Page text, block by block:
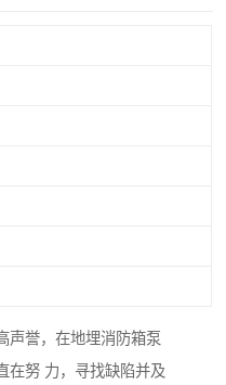
声誉，在地埋消防箱泵
在努 力，寻找缺陷并及